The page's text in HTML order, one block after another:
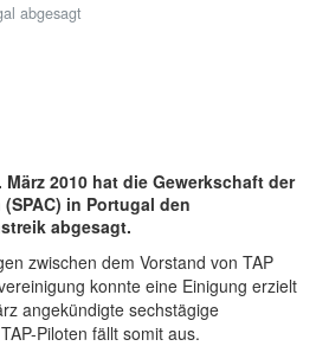
abgesagt
2010 hat die Gewerkschaft der
in Portugal den
abgesagt.
zwischen dem Vorstand von TAP
konnte eine Einigung erzielt
angekündigte sechstägige
Piloten fällt somit aus.